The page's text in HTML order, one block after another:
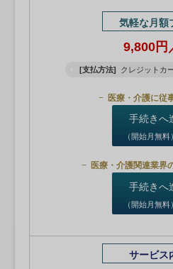
気軽な月額
9,800円
[支払方法] クレジットカ
医療・介護に従
手続きへ
（開始月無料
医療・介護関連業界
手続きへ
（開始月無料
サービス